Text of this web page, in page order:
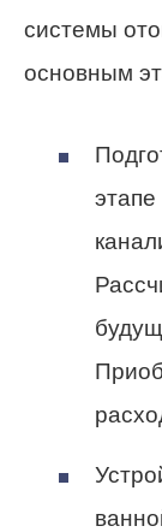
системы
основным